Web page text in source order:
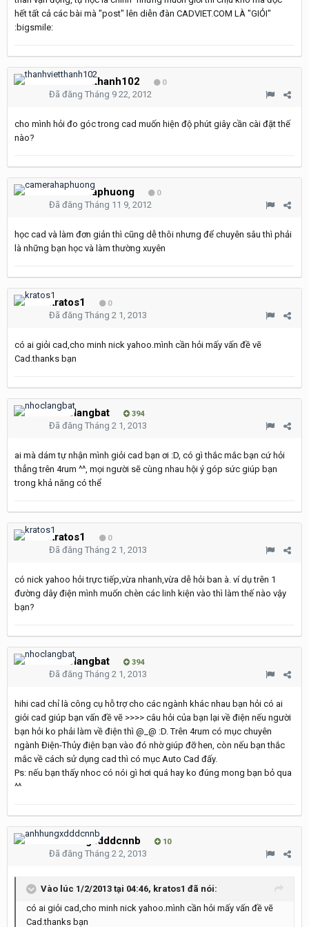
hết tất cả các bài mà "post" lên diễn đàn CADVIET.COM LÀ "GIỎI"
:bigsmile:
thanhvietthanh102 0
Đã đăng Tháng 9 22, 2012
cho mình hỏi đo góc trong cad muốn hiện độ phút giây cần cài đặt thế
nào?
camerahaphuong 0
Đã đăng Tháng 11 9, 2012
học cad và làm đơn giản thì cũng dễ thôi nhưng để chuyên sâu thì phải
là những bạn học và làm thường xuyên
kratos1 0
Đã đăng Tháng 2 1, 2013
có ai giỏi cad,cho minh nick yahoo.mình cần hỏi mấy vấn đề vẽ
Cad.thanks bạn
nhoclangbat 394
Đã đăng Tháng 2 1, 2013
ai mà dám tự nhận mình giỏi cad bạn ơi :D, có gì thắc mắc bạn cứ hỏi
thẳng trên 4rum ^^, mọi người sẽ cùng nhau hội ý góp sức giúp bạn
trong khả năng có thể
kratos1 0
Đã đăng Tháng 2 1, 2013
có nick yahoo hỏi trực tiếp,vừa nhanh,vừa dễ hỏi ban à. ví dụ trên 1
đường dây điện mình muốn chèn các linh kiện vào thì làm thế nào vậy
bạn?
nhoclangbat 394
Đã đăng Tháng 2 1, 2013
hihi cad chỉ là công cụ hỗ trợ cho các ngành khác nhau bạn hỏi có ai
giỏi cad giúp bạn vấn đề vẽ >>>> câu hỏi của bạn lại về điện nếu người
bạn hỏi ko phải làm về điện thì @_@ :D. Trên 4rum có mục chuyên
ngành Điện-Thủy điện bạn vào đó nhờ giúp đỡ hen, còn nếu bạn thắc
mắc về cách sử dụng cad thì có mục Auto Cad đấy.
Ps: nếu bạn thấy nhoc có nói gì hơi quá hay ko đúng mong bạn bỏ qua
^^
anhhungxdddcnnb 10
Đã đăng Tháng 2 2, 2013
Vào lúc 1/2/2013 tại 04:46, kratos1 đã nói:
có ai giỏi cad,cho minh nick yahoo.mình cần hỏi mấy vấn đề vẽ
Cad.thanks bạn